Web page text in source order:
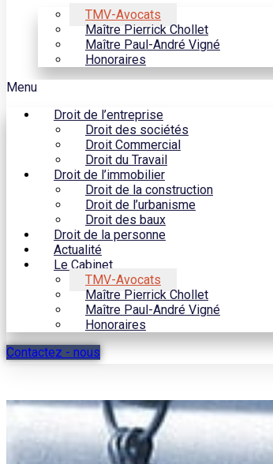
TMV-Avocats
Maître Pierrick Chollet
Maître Paul-André Vigné
Honoraires
Menu
Droit de l’entreprise
Droit des sociétés
Droit Commercial
Droit du Travail
Droit de l’immobilier
Droit de la construction
Droit de l’urbanisme
Droit des baux
Droit de la personne
Actualité
Le Cabinet
TMV-Avocats
Maître Pierrick Chollet
Maître Paul-André Vigné
Honoraires
Contactez - nous